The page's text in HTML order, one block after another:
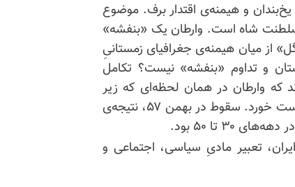
یخ‌بندان و هیمنه‌ی اقتدار برف. موضوع
شاه است. وارطان یک «بنفشه»
میان هیمنه‌ی جغرافیای زمستانیِ
و تداوم «بنفشه» نیست؟ تکامل
که وارطان در همان لحظه‌‌ای که زیر
شکنجه‌ی ساواک جان داد، پیروز بود و شاه در همان‌جا شکست خورد. سقوط در بهمن ۵۷، نتیجه‌ی
تا ۵۰ بود.
ایران، تعبیر مادیِ سیاسی، اجتماعی و